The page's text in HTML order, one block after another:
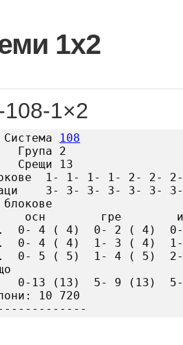
1х2
108-1×2
Система
108
Група 2
Срещи 13
1- 1- 1- 1- 2- 2-
3- 3- 3- 3- 3- 3-
осн        гре
0- 4 ( 4)  0- 2 ( 4)
0- 4 ( 4)  1- 3 ( 4)
0- 5 ( 5)  1- 4 ( 5)
0-13 (13)  5- 9 (13)
10 720